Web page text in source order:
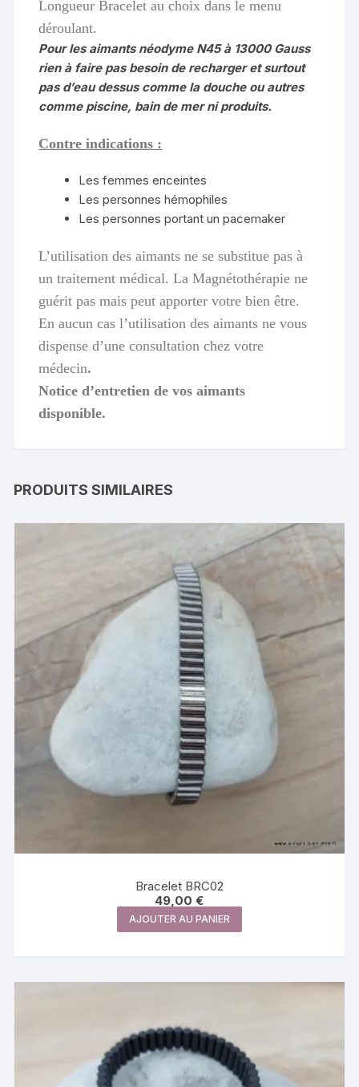
Longueur Bracelet au choix dans le menu
déroulant.
Pour les aimants néodyme N45 à 13000 Gauss
rien à faire pas besoin de recharger et surtout
pas d’eau dessus comme la douche ou autres
comme piscine, bain de mer ni produits.
Contre indications :
Les femmes enceintes
Les personnes hémophiles
Les personnes portant un pacemaker
L’utilisation des aimants ne se substitue pas à
un traitement médical. La Magnétothérapie ne
guérit pas mais peut apporter votre bien être.
En aucun cas l’utilisation des aimants ne vous
dispense d’une consultation chez votre
médecin.
Notice d’entretien de vos aimants
disponible.
PRODUITS SIMILAIRES
Bracelet BRC02
49,00€
AJOUTER AU PANIER